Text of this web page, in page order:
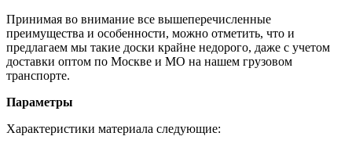
Принимая во внимание все вышеперечисленные
преимущества и особенности, можно отметить, что и
предлагаем мы такие доски крайне недорого, даже с учетом
доставки оптом по Москве и МО на нашем грузовом
транспорте.
Параметры
Характеристики материала следующие: